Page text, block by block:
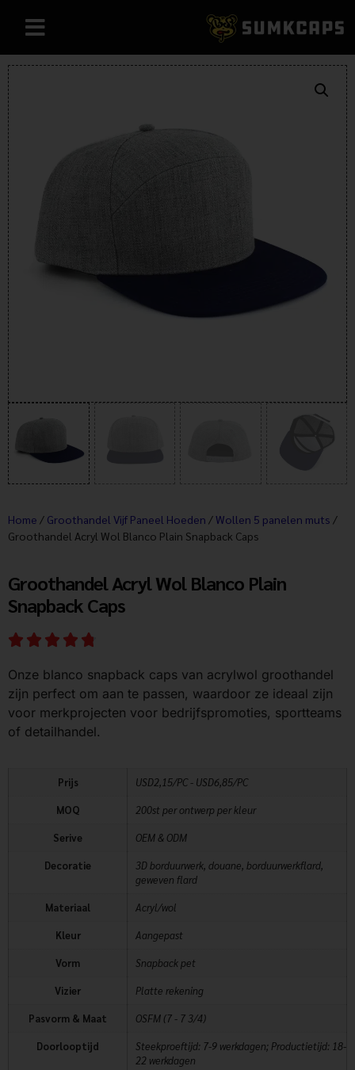
Home / Groothandel Vijf Paneel Hoeden /Wollen 5 panelen muts /
Groothandel Acryl Wol Blanco Plain Snapback Caps
Groothandel Acryl Wol Blanco Plain
Snapback Caps
Onze blanco snapback caps van acrylwol groothandel
zijn perfect om aan te passen, waardoor ze ideaal zijn
voor merkprojecten voor bedrijfspromoties, sportteams
of detailhandel.
Prijs USD2,15/PC - USD6,85/PC
MOQ 200st per ontwerp per kleur
Serive OEM & ODM
Decoratie
3D borduurwerk, douane, borduurwerkflard,
geweven flard
Materiaal Acryl/wol
Kleur Aangepast
Vorm Snapback pet
Vizier Platte rekening
Pasvorm & Maat OSFM (7 - 7 3/4)
Doorlooptijd
Steekproeftijd: 7-9 werkdagen; Productietijd: 18-
22 werkdagen